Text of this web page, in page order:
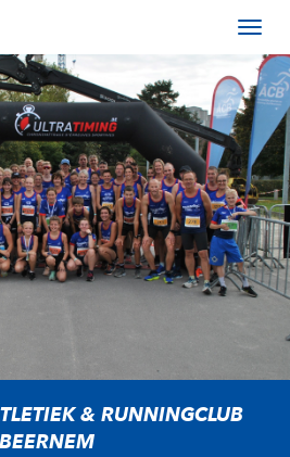
& RUNNINGCLUB
BEERNEM